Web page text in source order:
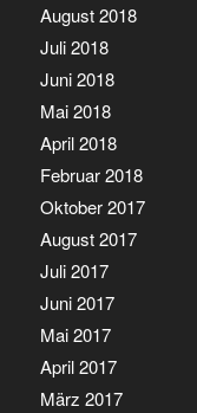
August 2018
Juli 2018
Juni 2018
Mai 2018
April 2018
Februar 2018
Oktober 2017
August 2017
Juli 2017
Juni 2017
Mai 2017
April 2017
März 2017